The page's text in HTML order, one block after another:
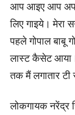
आप आइए आप अपने
लिए गाइये।
पहले गोपाल बाबू
लास्ट कैसेट
तक मैं लगातार टी
लोकगायक नरेंद्र